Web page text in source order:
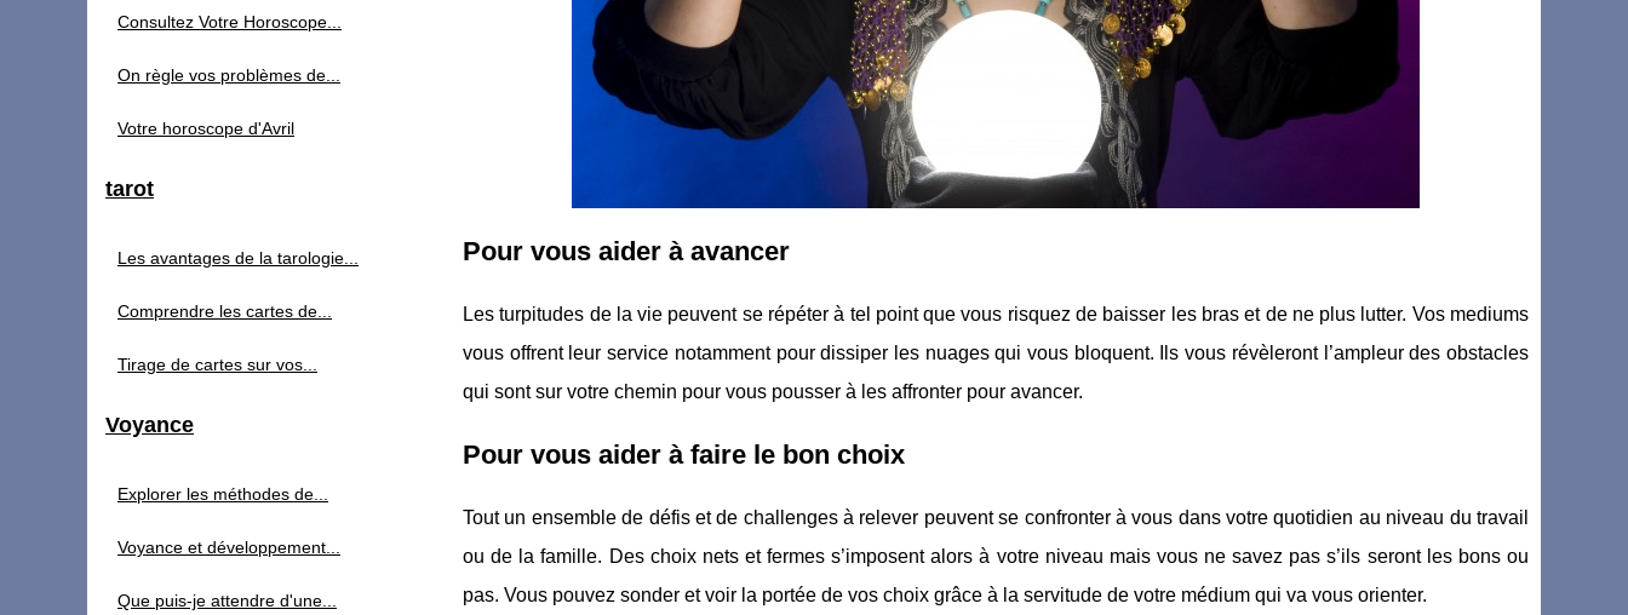
Pour vous aider à avancer
Les turpitudes de la vie peuvent se répéter à tel point que vous risquez de baisser les bras et de ne plus lutter. Vos mediums
vous offrent leur service notamment pour dissiper les nuages qui vous bloquent. Ils vous révèleront l’ampleur des obstacles
qui sont sur votre chemin pour vous pousser à les affronter pour avancer.
Pour vous aider à faire le bon choix
Tout un ensemble de défis et de challenges à relever peuvent se confronter à vous dans votre quotidien au niveau du travail
ou de la famille. Des choix nets et fermes s’imposent alors à votre niveau mais vous ne savez pas s’ils seront les bons ou
pas. Vous pouvez sonder et voir la portée de vos choix grâce à la servitude de votre médium qui va vous orienter.
Consultez Votre Horoscope...
On règle vos problèmes de...
Votre horoscope d'Avril
tarot
Les avantages de la tarologie...
Comprendre les cartes de...
Tirage de cartes sur vos...
Voyance
Explorer les méthodes de...
Voyance et développement...
Que puis-je attendre d'une...